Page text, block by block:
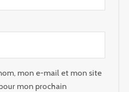
mon e-mail et mon site
mon prochain